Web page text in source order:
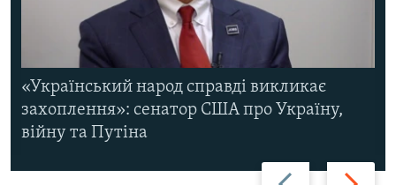
Назад Вперед
«Український народ справді викликає
захоплення»: сенатор США про Україну,
війну та Путіна